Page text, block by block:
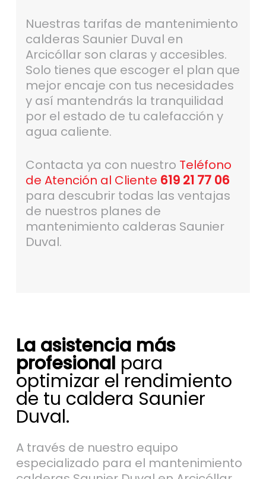
Nuestras tarifas de mantenimiento
calderas Saunier Duval en
Arcicóllar son claras y accesibles.
Solo tienes que escoger el plan que
mejor encaje con tus necesidades
y así mantendrás la tranquilidad
por el estado de tu calefacción y
agua caliente.
Contacta ya con nuestro Teléfono
de Atención al Cliente 619 21 77 06
para descubrir todas las ventajas
de nuestros planes de
mantenimiento calderas Saunier
Duval.
La asistencia más
profesional para
optimizar el rendimiento
de tu caldera Saunier
Duval.
A través de nuestro equipo
especializado para el mantenimiento